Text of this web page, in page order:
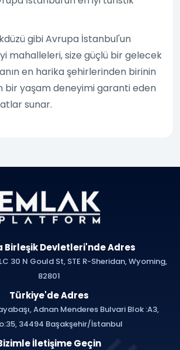
gibi Avrupa İstanbul'un
mahalleleri, size güçlü bir gelecek
en harika şehirlerinden birinin
bir yaşam deneyimi garanti eden
sunar.
Birleşik Devletleri'nde Adres
30 N Gould St, STE R-Sheridan, Wyoming,
82801
Türkiye'de Adres
Adnan Menderes Bulvari Blok :A3,
34494 Başakşehir/İstanbul
İletişime Geçin